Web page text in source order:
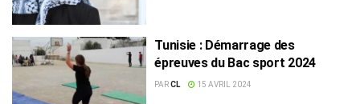
Tunisie : Démarrage des
épreuves du Bac sport 2024
PARCL 15 AVRIL 2024